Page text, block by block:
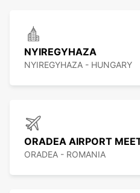
NYIREGYHAZA
NYIREGYHAZA - HUNGARY
ORADEA AIRPORT
ORADEA - ROMANIA